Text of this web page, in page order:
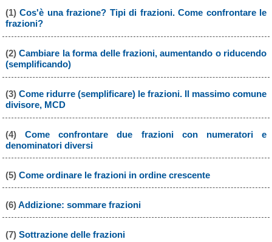
(1)Cos'è una frazione? Tipi di frazioni. Come confrontare le
frazioni?
(2)Cambiare la forma delle frazioni, aumentando o riducendo
(semplificando)
(3) Come ridurre (semplificare) le frazioni. Il massimo comune
divisore, MCD
(4) Come confrontare due frazioni con numeratori e
denominatori diversi
(5) Come ordinare le frazioni in ordine crescente
(6)Addizione: sommare frazioni
(7) Sottrazione delle frazioni